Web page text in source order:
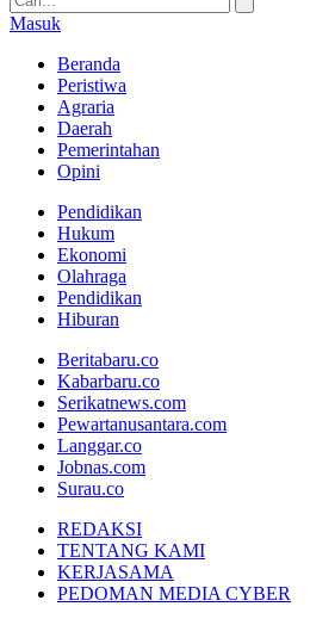
Masuk
Beranda
Peristiwa
Agraria
Daerah
Pemerintahan
Opini
Pendidikan
Hukum
Ekonomi
Olahraga
Pendidikan
Hiburan
Beritabaru.co
Kabarbaru.co
Serikatnews.com
Pewartanusantara.com
Langgar.co
Jobnas.com
Surau.co
REDAKSI
TENTANG KAMI
KERJASAMA
PEDOMAN MEDIA CYBER